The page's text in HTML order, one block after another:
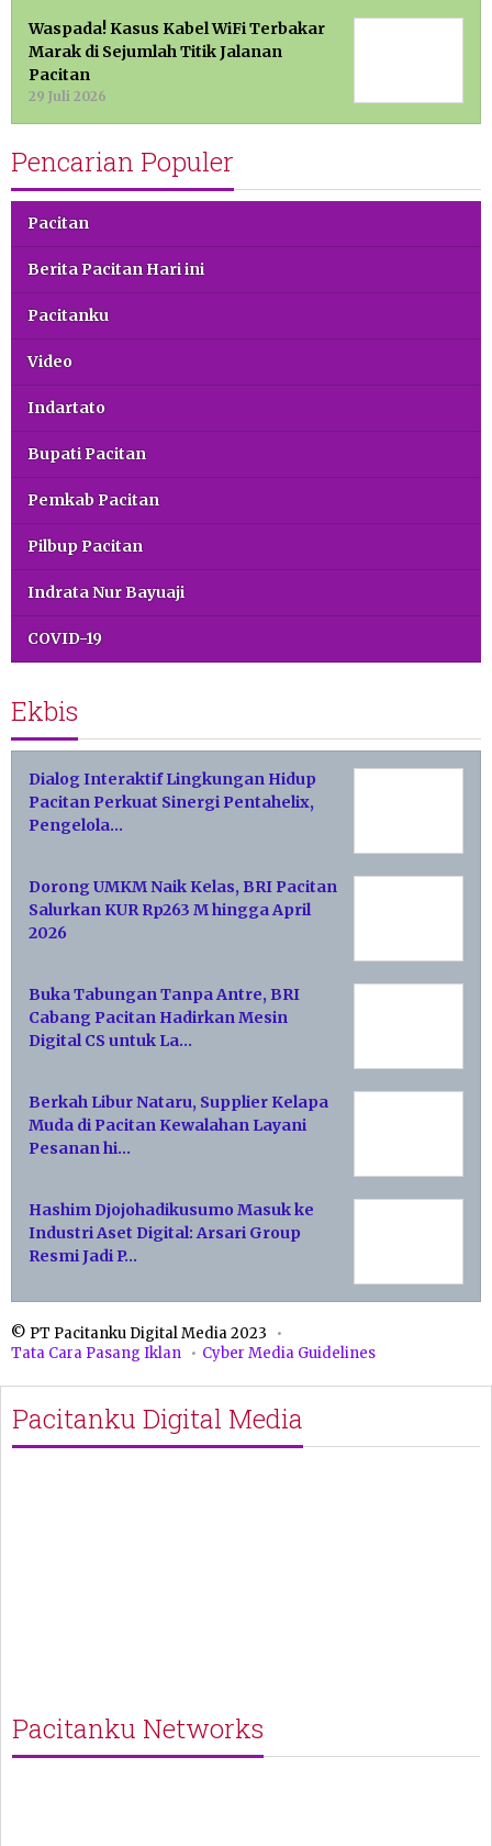
Waspada! Kasus Kabel WiFi Terbakar
Marak di Sejumlah Titik Jalanan
Pacitan
29 Juli 2026
Pencarian Populer
Pacitan
Berita Pacitan Hari ini
Pacitanku
Video
Indartato
Bupati Pacitan
Pemkab Pacitan
Pilbup Pacitan
Indrata Nur Bayuaji
COVID-19
Ekbis
Dialog Interaktif Lingkungan Hidup
Pacitan Perkuat Sinergi Pentahelix,
Pengelola…
Dorong UMKM Naik Kelas, BRI Pacitan
Salurkan KUR Rp263 M hingga April
2026
Buka Tabungan Tanpa Antre, BRI
Cabang Pacitan Hadirkan Mesin
Digital CS untuk La…
Berkah Libur Nataru, Supplier Kelapa
Muda di Pacitan Kewalahan Layani
Pesanan hi…
Hashim Djojohadikusumo Masuk ke
Industri Aset Digital: Arsari Group
Resmi Jadi P…
© PT Pacitanku Digital Media 2023
Tata Cara Pasang Iklan
Cyber Media Guidelines
Pacitanku Digital Media
Pacitanku Networks